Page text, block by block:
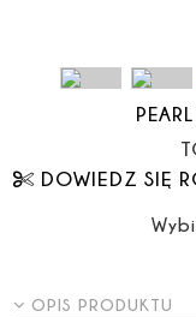
DOWIEDZ SIĘ
OPIS PRODUKTU